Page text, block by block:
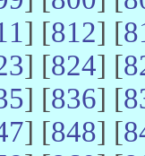
] [812] [
] [824] [
] [836] [
] [848] [